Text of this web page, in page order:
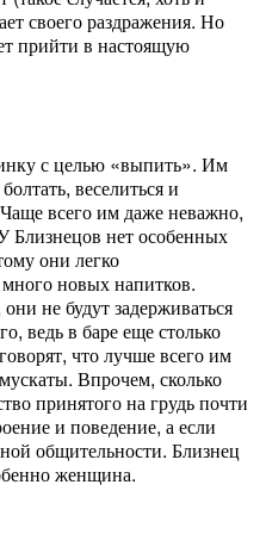
своего раздражения. Но
прийти в настоящую
с целью «выпить». Им
веселиться и
всего им даже неважно,
Близнецов нет особенных
они легко
новых напитков.
не будут задерживаться
ведь в баре еще столько
что лучше всего им
Впрочем, сколько
принятого на грудь почти
и поведение, а если
общительности. Близнец
женщина.